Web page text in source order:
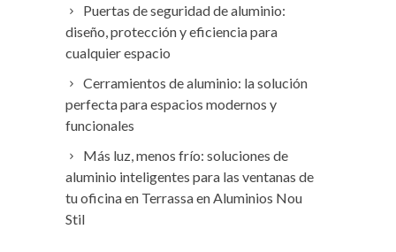
Puertas de seguridad de aluminio:
diseño, protección y eficiencia para
cualquier espacio
Cerramientos de aluminio: la solución
perfecta para espacios modernos y
funcionales
Más luz, menos frío: soluciones de
aluminio inteligentes para las ventanas de
tu oficina en Terrassa en Aluminios Nou
Stil